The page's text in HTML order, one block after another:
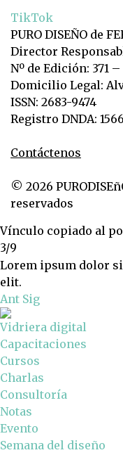
TikTok
PURO DISEÑO de
Director
Nº de Edición: 371
Domicilio Legal:
ISSN: 2683-9474
Registro DNDA:
Contáctenos
© 2026
reservados
Vínculo copiado al
3/9
Lorem ipsum dolor
elit.
Ant Sig
Vidriera digital
Capacitaciones
Cursos
Charlas
Consultoría
Notas
Evento
Semana del diseño